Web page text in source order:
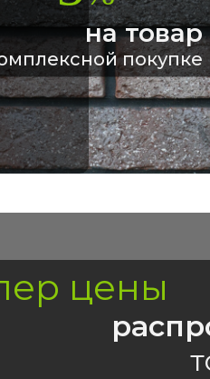
на товар
покупке
цены